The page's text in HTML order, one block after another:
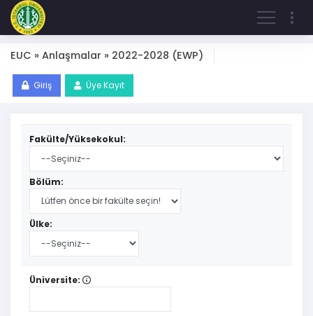
EUC » Anlaşmalar » 2022-2028 (EWP)
Giriş Üye Kayıt
Fakülte/Yüksekokul:
Bölüm:
Ülke:
Üniversite: